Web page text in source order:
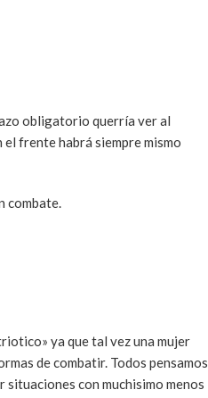
obligatorio querría ver al
el frente habrá siempre mismo
combate.
ya que tal vez una mujer
de combatir. Todos pensamos
con muchisimo menos